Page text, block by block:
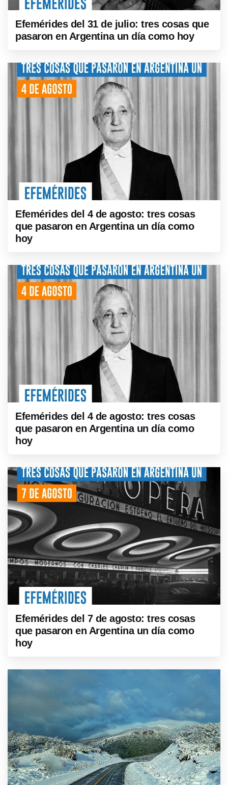
Efemérides del 31 de julio: tres cosas que
pasaron en Argentina un día como hoy
Efemérides del 4 de agosto: tres cosas
que pasaron en Argentina un día como
hoy
Efemérides del 4 de agosto: tres cosas
que pasaron en Argentina un día como
hoy
Efemérides del 7 de agosto: tres cosas
que pasaron en Argentina un día como
hoy